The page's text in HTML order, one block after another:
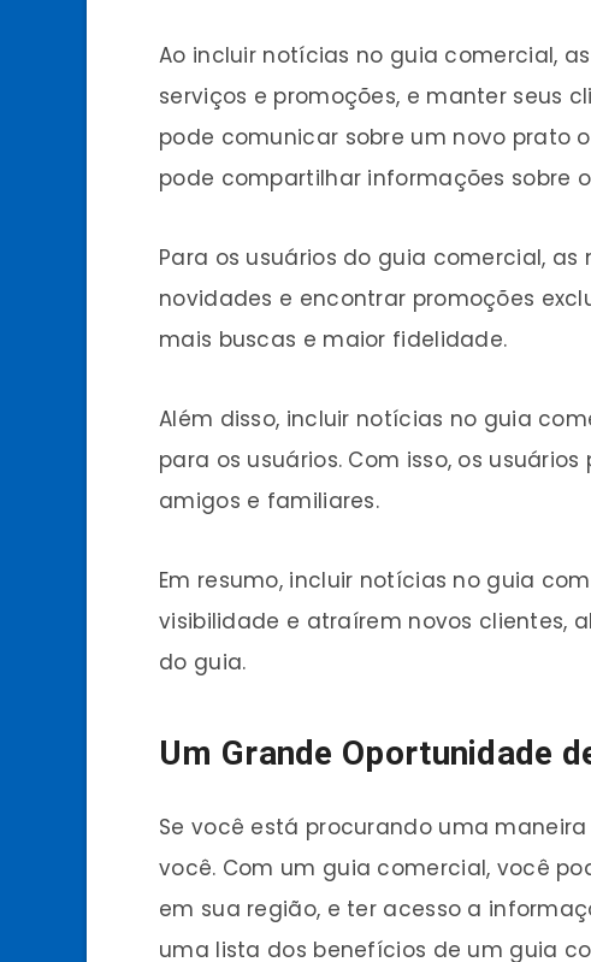
Ao incluir notícias no guia comercial,
serviços e promoções, e manter seus
pode comunicar sobre um novo prato
pode compartilhar informações sobre
Para os usuários do guia comercial,
novidades e encontrar promoções
mais buscas e maior fidelidade.
Além disso, incluir notícias no guia
para os usuários. Com isso, os
amigos e familiares.
Em resumo, incluir notícias no guia
visibilidade e atraírem novos clientes,
do guia.
Um Grande Oportunidade
Se você está procurando uma
você. Com um guia comercial, você
em sua região, e ter acesso a
uma lista dos benefícios de um guia